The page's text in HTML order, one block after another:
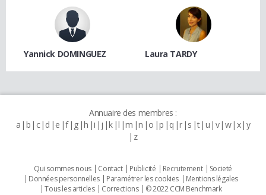
Yannick DOMINGUEZ Laura TARDY
Annuaire des membres :
a b c d e f g h i j k l m n o p q r s t u v w x y
z
Qui sommes nous Contact Publicité Recrutement
Societé
Données personnelles
Paramétrer les cookies
Mentions légales
Tous les articles
Corrections © 2022 CCM Benchmark